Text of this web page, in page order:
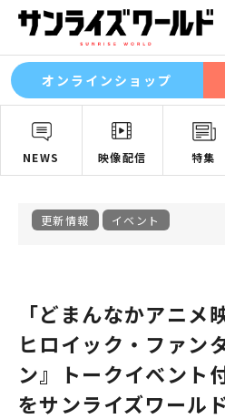
オンラインショップ
NEWS 映像配信 特集
更新情報 イベント
「どまんなかアニメ
ヒロイック・ファ
ン』トークイベント
をサンライズワール